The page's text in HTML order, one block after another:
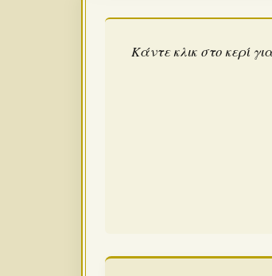
Κάντε κλικ στο κερί